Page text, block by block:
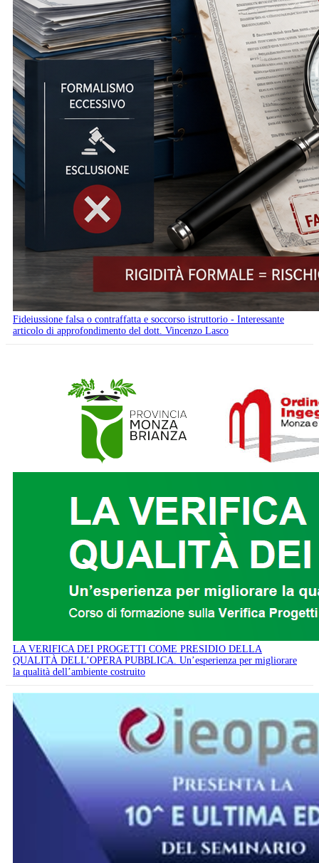
Fideiussione falsa o contraffatta e soccorso istruttorio - Interessante
articolo di approfondimento del dott. Vincenzo Lasco
LA VERIFICA DEI PROGETTI COME PRESIDIO DELLA
QUALITÀ DELL’OPERA PUBBLICA. Un’esperienza per migliorare
la qualità dell’ambiente costruito